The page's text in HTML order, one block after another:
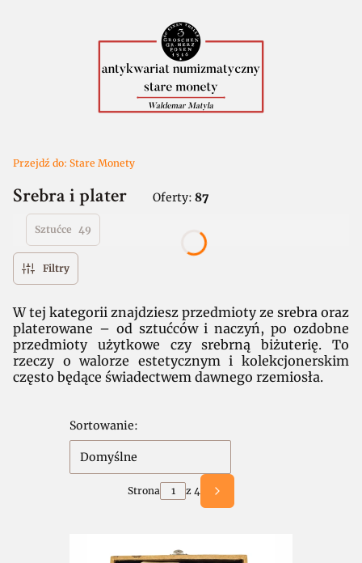
Przejdź do: Stare Monety
Srebra i plater Oferty: 87
Sztućce 49
Filtry
W tej kategorii znajdziesz przedmioty ze srebra oraz
platerowane – od sztućców i naczyń, po ozdobne
przedmioty użytkowe czy srebrną biżuterię. To
rzeczy o walorze estetycznym i kolekcjonerskim
często będące świadectwem dawnego rzemiosła.
Lista produktów
Sortowanie:
Domyślne
Strona z 4 Następne produkty